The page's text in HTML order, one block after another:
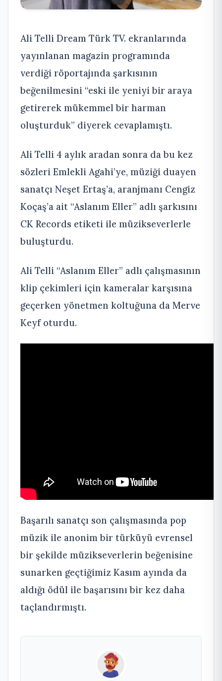
Ali Telli Dream Türk TV. ekranlarında
yayınlanan magazin programında
verdiği röportajında şarkısının
beğenilmesini “eski ile yeniyi bir araya
getirerek mükemmel bir harman
oluşturduk” diyerek cevaplamıştı.
Ali Telli 4 aylık aradan sonra da bu kez
sözleri Emlekli Agahi’ye, müziği duayen
sanatçı Neşet Ertaş’a, aranjmanı Cengiz
Koçaş’a ait “Aslanım Eller” adlı şarkısını
CK Records etiketi ile müzikseverlerle
buluşturdu.
Ali Telli “Aslanım Eller” adlı çalışmasının
klip çekimleri için kameralar karşısına
geçerken yönetmen koltuğuna da Merve
Keyf oturdu.
Başarılı sanatçı son çalışmasında pop
müzik ile anonim bir türküyü evrensel
bir şekilde müzikseverlerin beğenisine
sunarken geçtiğimiz Kasım ayında da
aldığı ödül ile başarısını bir kez daha
taçlandırmıştı.